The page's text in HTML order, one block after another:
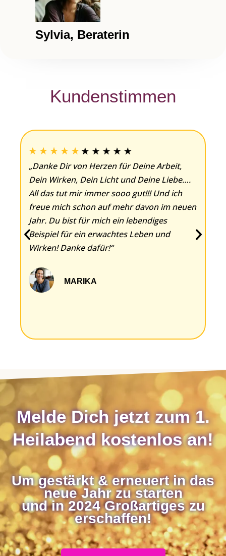
Sylvia, Beraterin
Kundenstimmen
„Danke Dir von Herzen für Deine Arbeit,
Dein Wirken, Dein Licht und Deine Liebe….
All das tut mir immer sooo gut!!! Und ich
freue mich schon auf mehr davon im neuen
Jahr. Du bist für mich ein lebendiges
Beispiel für ein erwachtes Leben und
Wirken! Danke dafür!“
MARIKA
Melde Dich jetzt zum 1.
Heilabend kostenlos an!
Um gestärkt & erneuert in das
neue Jahr zu starten
und in 2024 Großartiges zu
erschaffen!